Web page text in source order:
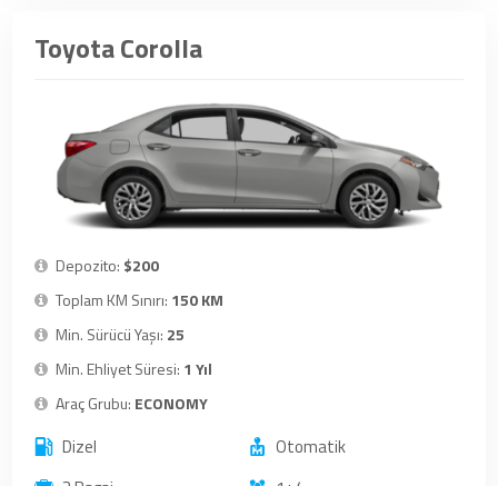
Toyota Corolla
Depozito: $200
Toplam KM Sınırı: 150 KM
Min. Sürücü Yaşı: 25
Min. Ehliyet Süresi: 1 Yıl
Araç Grubu: ECONOMY
Dizel
Otomatik